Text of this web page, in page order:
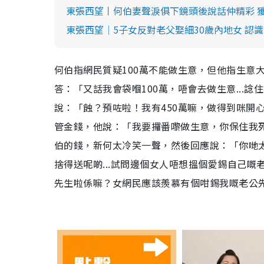
東張西望丨何伯妻聲淚俱下鏡頭後說話仲精彩
東張西望│5子女反對老父娶細30歲內地女 認
何伯指網民質疑100萬不能做生意，但他指生意
答：「又話我會袋嗰100萬，唔會去做生意...諗
說：「蝕？預咗啦！我有450萬嘛，做得到咪開
管金錢，他說：「我要攞番嚟做生意，你保住
伯的錢，新何太冷笑一聲，然後回應說：「你
捨得送呢啲...試問邊個女人唔想搵個愛錫自己
先生啦係嘛？女網民應該羨慕有個咁錫我嘅老